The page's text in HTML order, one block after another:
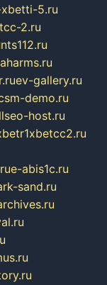
5.ru
2.ru
ev-gallery.ru
demo.ru
host.ru
e-abis1c.ru
sand.ru